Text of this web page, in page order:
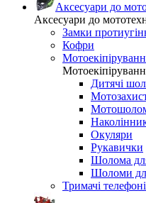
Аксесуари до
Аксесуари до
Замки
Кофри
Дитячі
Окуляри
Рукавички
Шолома для
Шоломи
Тримачі